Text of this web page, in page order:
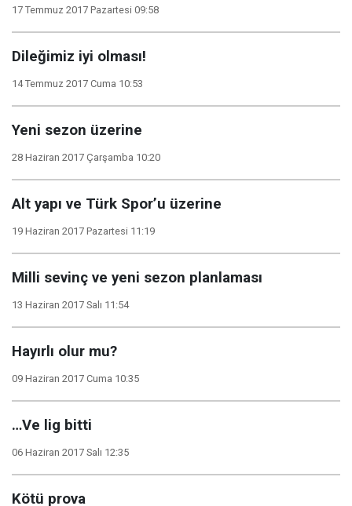
17 Temmuz 2017 Pazartesi 09:58
Dileğimiz iyi olması!
14 Temmuz 2017 Cuma 10:53
Yeni sezon üzerine
28 Haziran 2017 Çarşamba 10:20
Alt yapı ve Türk Spor’u üzerine
19 Haziran 2017 Pazartesi 11:19
Milli sevinç ve yeni sezon planlaması
13 Haziran 2017 Salı 11:54
Hayırlı olur mu?
09 Haziran 2017 Cuma 10:35
…Ve lig bitti
06 Haziran 2017 Salı 12:35
Kötü prova